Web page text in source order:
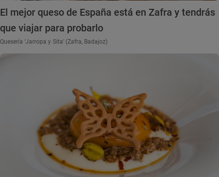
El mejor queso de España está en Zafra y tendrás
que viajar para probarlo
Quesería ‘Jarropa y Sita’ (Zafra, Badajoz)